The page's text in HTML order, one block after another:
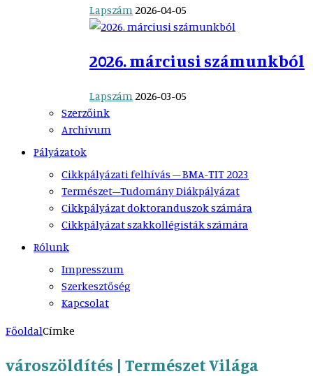
Lapszám2026-04-05
2026. márciusi számunkból
Lapszám2026-03-05
Szerzőink
Archívum
Pályázatok
Cikkpályázati felhívás – BMA-TIT 2023
Természet–Tudomány Diákpályázat
Cikkpályázat doktoranduszok számára
Cikkpályázat szakkollégisták számára
Rólunk
Impresszum
Szerkesztőség
Kapcsolat
FőoldalCímke
városzöldítés | Természet Világa